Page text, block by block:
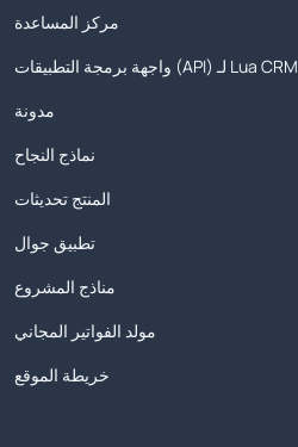
مركز المساعدة
واجهة برمجة التطبيقات (API) لـ Lua CRM
مدونة
نماذج النجاح
المنتج تحديثات
تطبيق جوال
مناذج المشروع
مولد الفواتير المجاني
خريطة الموقع